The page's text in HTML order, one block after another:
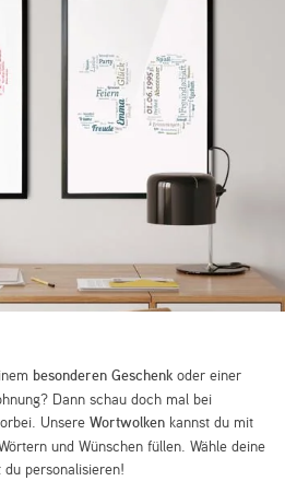
besonderen Geschenk oder einer
Dann schau doch mal bei
UnsereWortwolken kannst du mit
und Wünschen füllen. Wähle deine
personalisieren!